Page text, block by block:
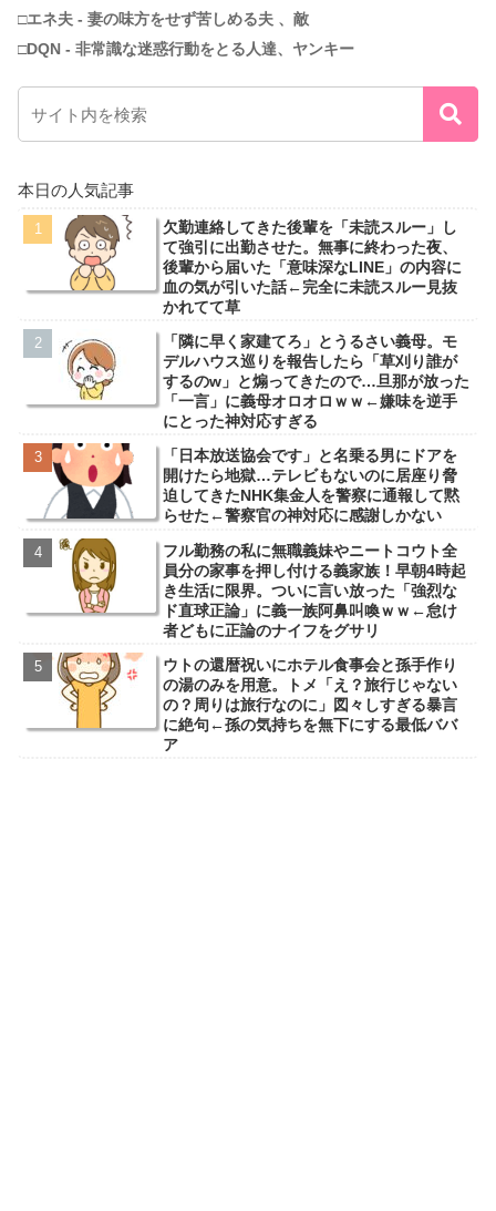
□エネ夫 - 妻の味方をせず苦しめる夫 、敵
□DQN - 非常識な迷惑行動をとる人達、ヤンキー
本日の人気記事
欠勤連絡してきた後輩を「未読スルー」し
て強引に出勤させた。無事に終わった夜、
後輩から届いた「意味深なLINE」の内容に
血の気が引いた話←完全に未読スルー見抜
かれてて草
「隣に早く家建てろ」とうるさい義母。モ
デルハウス巡りを報告したら「草刈り誰が
するのw」と煽ってきたので…旦那が放った
「一言」に義母オロオロｗｗ←嫌味を逆手
にとった神対応すぎる
「日本放送協会です」と名乗る男にドアを
開けたら地獄…テレビもないのに居座り脅
迫してきたNHK集金人を警察に通報して黙
らせた←警察官の神対応に感謝しかない
フル勤務の私に無職義妹やニートコウト全
員分の家事を押し付ける義家族！早朝4時起
き生活に限界。ついに言い放った「強烈な
ド直球正論」に義一族阿鼻叫喚ｗｗ←怠け
者どもに正論のナイフをグサリ
ウトの還暦祝いにホテル食事会と孫手作り
の湯のみを用意。トメ「え？旅行じゃない
の？周りは旅行なのに」図々しすぎる暴言
に絶句←孫の気持ちを無下にする最低ババ
ア